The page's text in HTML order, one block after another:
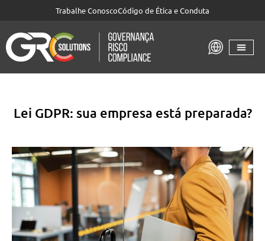
Trabalhe ConoscoCódigo de Ética e Conduta
Lei GDPR: sua empresa está preparada?